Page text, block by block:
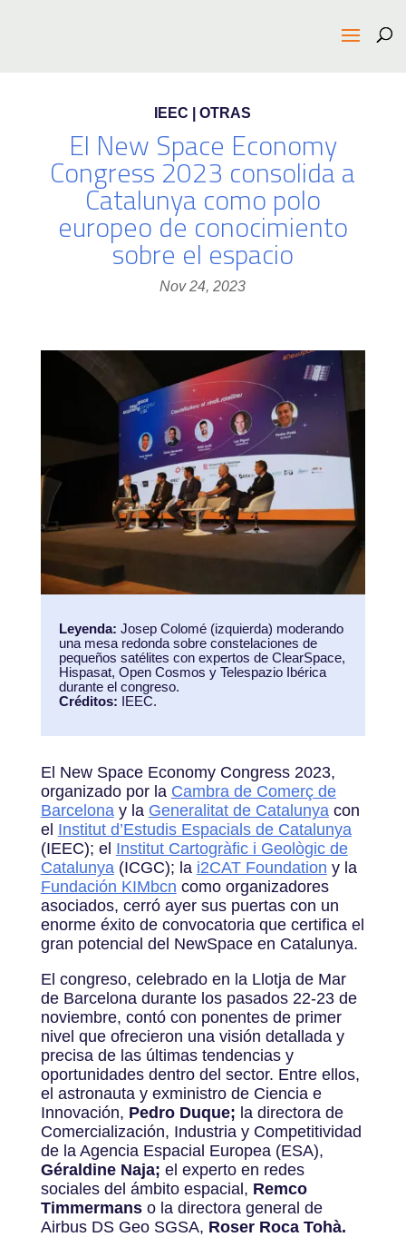
IEEC | OTRAS
El New Space Economy
Congress 2023 consolida a
Catalunya como polo
europeo de conocimiento
sobre el espacio
Nov 24, 2023
Leyenda: Josep Colomé (izquierda) moderando
una mesa redonda sobre constelaciones de
pequeños satélites con expertos de ClearSpace,
Hispasat, Open Cosmos y Telespazio Ibérica
durante el congreso.
Créditos: IEEC.
El New Space Economy Congress 2023,
organizado por la Cambra de Comerç de
Barcelona y la Generalitat de Catalunya con
el Institut d’Estudis Espacials de Catalunya
(IEEC); el Institut Cartogràfic i Geològic de
Catalunya (ICGC); la i2CAT Foundation y la
Fundación KIMbcn como organizadores
asociados, cerró ayer sus puertas con un
enorme éxito de convocatoria que certifica el
gran potencial del NewSpace en Catalunya.
El congreso, celebrado en la Llotja de Mar
de Barcelona durante los pasados 22-23 de
noviembre, contó con ponentes de primer
nivel que ofrecieron una visión detallada y
precisa de las últimas tendencias y
oportunidades dentro del sector. Entre ellos,
el astronauta y exministro de Ciencia e
Innovación, Pedro Duque; la directora de
Comercialización, Industria y Competitividad
de la Agencia Espacial Europea (ESA),
Géraldine Naja; el experto en redes
sociales del ámbito espacial, Remco
Timmermanso la directora general de
Airbus DS Geo SGSA, Roser Roca Tohà.